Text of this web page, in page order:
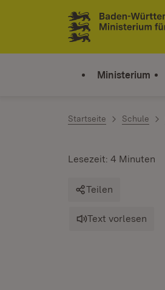
Zum Inhalt springen
Link zur Startseite
Ministerium
Startseite Schule
Lesezeit: 4 Minuten
Teilen
Text vorlesen